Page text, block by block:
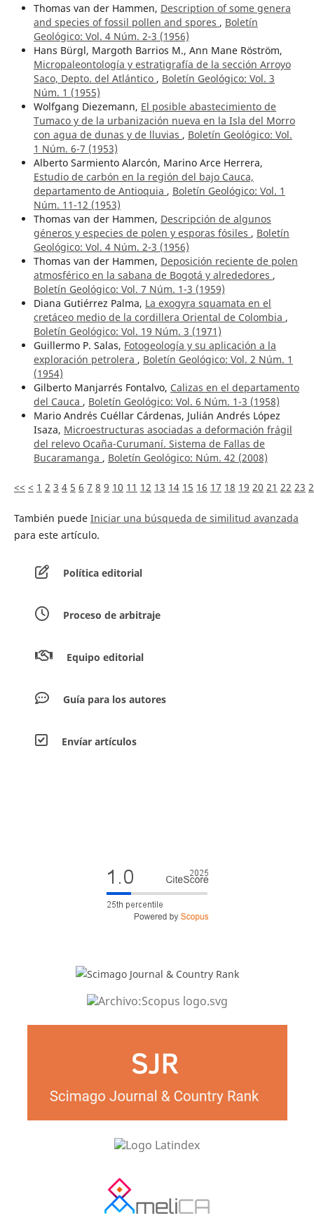
Thomas van der Hammen, Description of some genera
and species of fossil pollen and spores , Boletín
Geológico: Vol. 4 Núm. 2-3 (1956)
Hans Bürgl, Margoth Barrios M., Ann Mane Röström,
Micropaleontología y estratigrafía de la sección Arroyo
Saco, Depto. del Atlántico , Boletín Geológico: Vol. 3
Núm. 1 (1955)
Wolfgang Diezemann, El posible abastecimiento de
Tumaco y de la urbanización nueva en la Isla del Morro
con agua de dunas y de lluvias , Boletín Geológico: Vol.
1 Núm. 6-7 (1953)
Alberto Sarmiento Alarcón, Marino Arce Herrera,
Estudio de carbón en la región del bajo Cauca,
departamento de Antioquia , Boletín Geológico: Vol. 1
Núm. 11-12 (1953)
Thomas van der Hammen, Descripción de algunos
géneros y especies de polen y esporas fósiles , Boletín
Geológico: Vol. 4 Núm. 2-3 (1956)
Thomas van der Hammen, Deposición reciente de polen
atmosférico en la sabana de Bogotá y alrededores ,
Boletín Geológico: Vol. 7 Núm. 1-3 (1959)
Diana Gutiérrez Palma, La exogyra squamata en el
cretáceo medio de la cordillera Oriental de Colombia ,
Boletín Geológico: Vol. 19 Núm. 3 (1971)
Guillermo P. Salas, Fotogeología y su aplicación a la
exploración petrolera , Boletín Geológico: Vol. 2 Núm. 1
(1954)
Gilberto Manjarrés Fontalvo, Calizas en el departamento
del Cauca , Boletín Geológico: Vol. 6 Núm. 1-3 (1958)
Mario Andrés Cuéllar Cárdenas, Julián Andrés López
Isaza, Microestructuras asociadas a deformación frágil
del relevo Ocaña-Curumaní. Sistema de Fallas de
Bucaramanga , Boletín Geológico: Núm. 42 (2008)
<< < 1 2 3 4 5 6 7 8 9 10 11 12 13 14 15 16 17 18 19 20 21 22 23
También puede Iniciar una búsqueda de similitud avanzada
para este artículo.
Política editorial
Proceso de arbitraje
Equipo editorial
Guía para los autores
Envíar artículos